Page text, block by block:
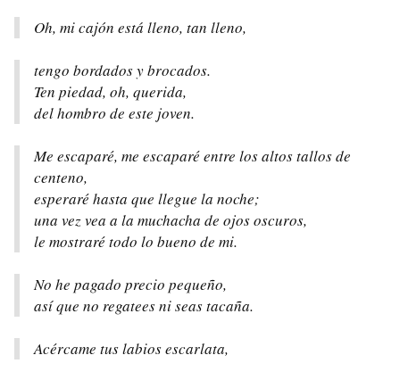
Oh, mi cajón está lleno, tan lleno,
tengo bordados y brocados.
Ten piedad, oh, querida,
del hombro de este joven.
Me escaparé, me escaparé entre los altos tallos de
centeno,
esperaré hasta que llegue la noche;
una vez vea a la muchacha de ojos oscuros,
le mostraré todo lo bueno de mi.
No he pagado precio pequeño,
así que no regatees ni seas tacaña.
Acércame tus labios escarlata,